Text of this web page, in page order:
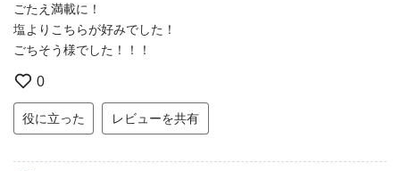
ごたえ満載に！
塩よりこちらが好みでした！
ごちそう様でした！！！
0
役に立った レビューを共有